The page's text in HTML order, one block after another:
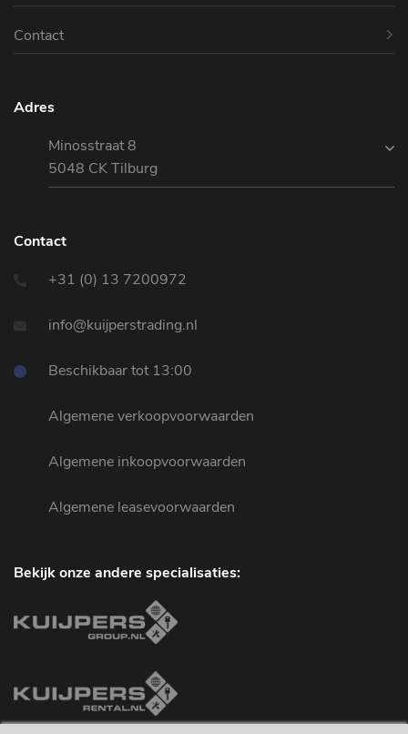
Contact
Adres
Minosstraat 8
5048 CK Tilburg
Contact
+31 (0) 13 7200972
info@kuijperstrading.nl
Beschikbaar tot 13:00
Algemene verkoopvoorwaarden
Algemene inkoopvoorwaarden
Algemene leasevoorwaarden
Bekijk onze andere specialisaties: